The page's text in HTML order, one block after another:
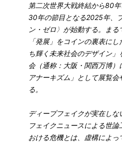
第二次世界大戦終結から80
30年の節目となる2025年、
ン・ゼロ〉が始動する。ま
「発展」をコインの裏表に
ち輝く未来社会のデザイン
会（通称：大阪・関西万博）
アナーキズム」として展覧
る。
ディープフェイクが実在しな
フェイクニュースによる世
おける危機とは、虚構によっ